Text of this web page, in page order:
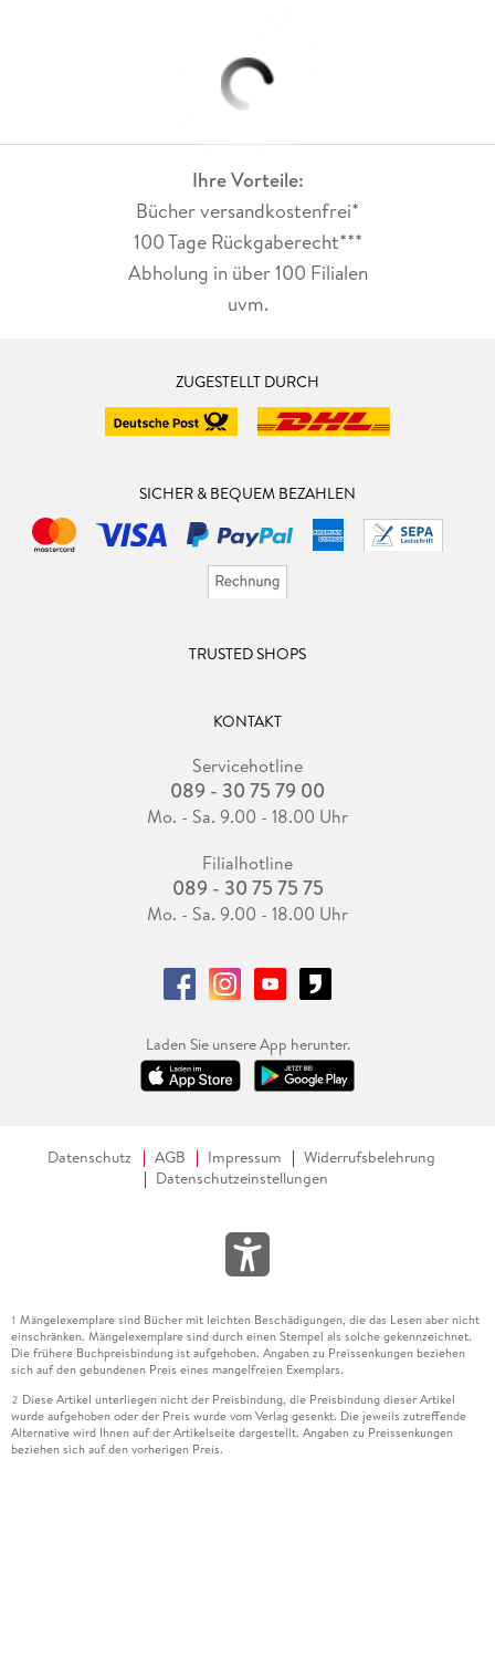
Ihre Vorteile:
Bücher versandkostenfrei*
100 Tage Rückgaberecht***
Abholung in über 100 Filialen
uvm.
ZUGESTELLT DURCH
SICHER & BEQUEM BEZAHLEN
TRUSTED SHOPS
KONTAKT
Servicehotline
089 - 30 75 79 00
Mo. - Sa. 9.00 - 18.00 Uhr
Filialhotline
089 - 30 75 75 75
Mo. - Sa. 9.00 - 18.00 Uhr
Laden Sie unsere App herunter.
Datenschutz AGB Impressum
Widerrufsbelehrung
Datenschutzeinstellungen
1 Mängelexemplare sind Bücher mit leichten Beschädigungen, die das Lesen aber nicht
einschränken. Mängelexemplare sind durch einen Stempel als solche gekennzeichnet.
Die frühere Buchpreisbindung ist aufgehoben. Angaben zu Preissenkungen beziehen
sich auf den gebundenen Preis eines mangelfreien Exemplars.
2 Diese Artikel unterliegen nicht der Preisbindung, die Preisbindung dieser Artikel
wurde aufgehoben oder der Preis wurde vom Verlag gesenkt. Die jeweils zutreffende
Alternative wird Ihnen auf der Artikelseite dargestellt. Angaben zu Preissenkungen
beziehen sich auf den vorherigen Preis.